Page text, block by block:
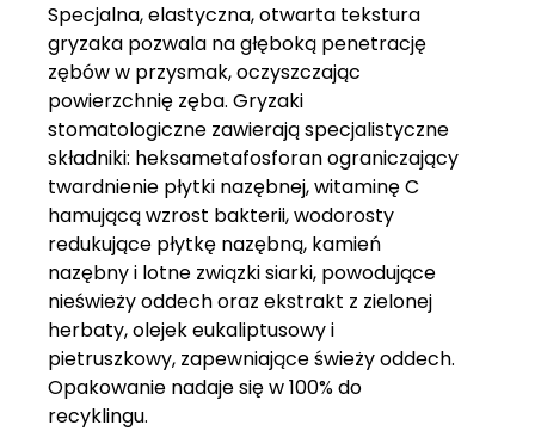
Specjalna, elastyczna, otwarta tekstura
gryzaka pozwala na głęboką penetrację
zębów w przysmak, oczyszczając
powierzchnię zęba. Gryzaki
stomatologiczne zawierają specjalistyczne
składniki: heksametafosforan ograniczający
twardnienie płytki nazębnej, witaminę C
hamującą wzrost bakterii, wodorosty
redukujące płytkę nazębną, kamień
nazębny i lotne związki siarki, powodujące
nieświeży oddech oraz ekstrakt z zielonej
herbaty, olejek eukaliptusowy i
pietruszkowy, zapewniające świeży oddech.
Opakowanie nadaje się w 100% do
recyklingu.